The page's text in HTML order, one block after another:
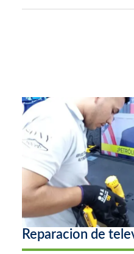
Reparacion de